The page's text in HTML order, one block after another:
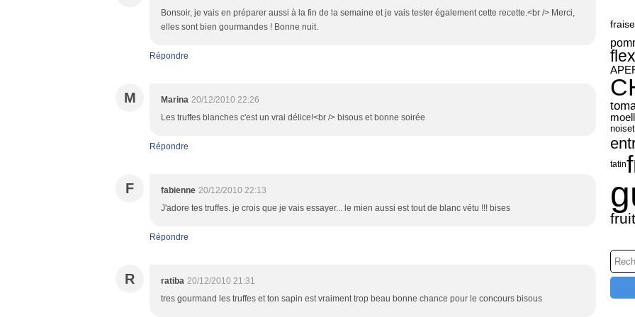
Bonsoir, je vais en préparer aussi à la fin de la semaine et je vais tester également cette recette.<br /> Merci,
elles sont bien gourmandes ! Bonne nuit.
Répondre
M Marina 20/12/2010 22:26
Les truffes blanches c'est un vrai délice!<br /> bisous et bonne soirée
Répondre
F fabienne 20/12/2010 22:13
J'adore tes truffes. je crois que je vais essayer... le mien aussi est tout de blanc vétu !!! bises
Répondre
R ratiba 20/12/2010 21:31
tres gourmand les truffes et ton sapin est vraiment trop beau bonne chance pour le concours bisous
fraise
tatin